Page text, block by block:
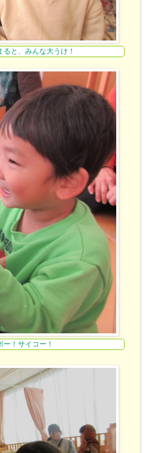
ると、みんな大うけ！
ー！サイコー！